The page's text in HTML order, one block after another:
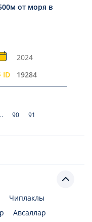
от моря в
2024
ID 19284
90 91
Чиплаклы
Авсаллар